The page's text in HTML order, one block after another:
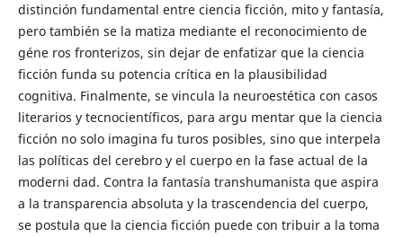
distinción fundamental entre ciencia ficción, mito y fantasía,
pero también se la matiza mediante el reconocimiento de
géne ros fronterizos, sin dejar de enfatizar que la ciencia
ficción funda su potencia crítica en la plausibilidad
cognitiva. Finalmente, se vincula la neuroestética con casos
literarios y tecnocientíficos, para argu mentar que la ciencia
ficción no solo imagina fu turos posibles, sino que interpela
las políticas del cerebro y el cuerpo en la fase actual de la
moderni dad. Contra la fantasía transhumanista que aspira
a la transparencia absoluta y la trascendencia del cuerpo,
se postula que la ciencia ficción puede con tribuir a la toma